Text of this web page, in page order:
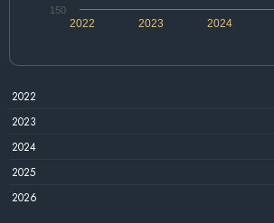
2022 2024
2023
150
2022
2023
2024
2025
2026